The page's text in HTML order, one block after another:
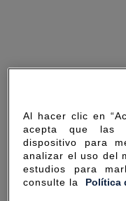
Al hacer clic en
acepta que las
dispositivo para
analizar el uso del
estudios para
consulte la Política